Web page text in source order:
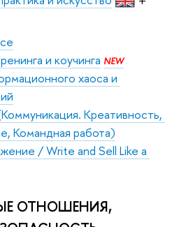
и коучинга NEW
хаоса и
Креативность,
Командная работа)
/ Write and Sell Like a
ОТНОШЕНИЯ,